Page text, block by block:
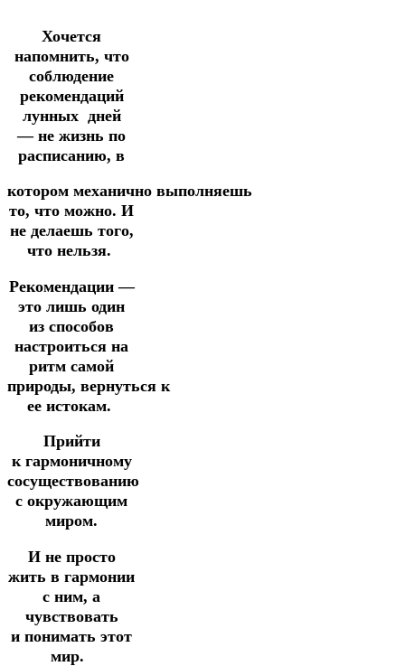
Хочется
напомнить, что
соблюдение
рекомендаций
лунных дней
— не жизнь по
расписанию, в
котором механично выполняешь
то, что можно. И
не делаешь того,
что нельзя.
Рекомендации —
это лишь один
из способов
настроиться на
ритм самой
природы, вернуться к
ее истокам.
Прийти
к гармоничному
сосуществованию
с окружающим
миром.
И не просто
жить в гармонии
с ним, а
чувствовать
и понимать этот
мир.